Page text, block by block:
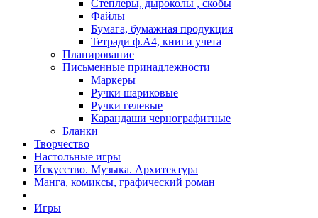
Степлеры, дыроколы , скобы
Файлы
Бумага, бумажная продукция
Тетради ф.А4, книги учета
Планирование
Письменные принадлежности
Маркеры
Ручки шариковые
Ручки гелевые
Карандаши чернографитные
Бланки
Творчество
Настольные игры
Искусство. Музыка. Архитектура
Манга, комиксы, графический роман
Игры